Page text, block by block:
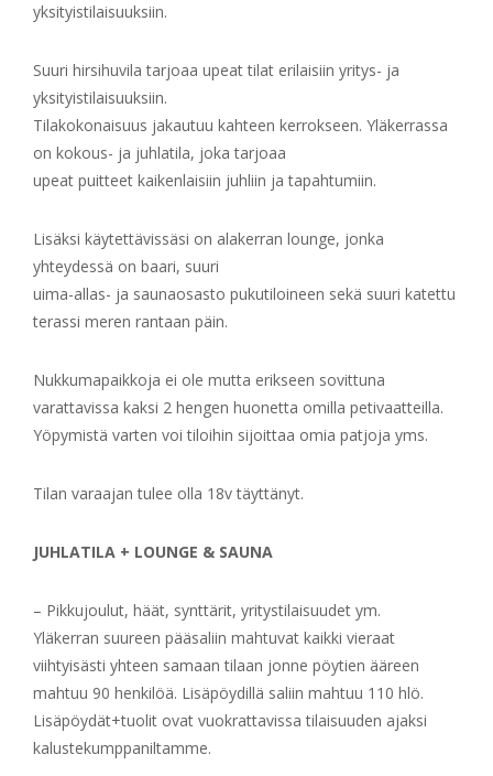
yksityistilaisuuksiin.
Suuri hirsihuvila tarjoaa upeat tilat erilaisiin yritys- ja
yksityistilaisuuksiin.
Tilakokonaisuus jakautuu kahteen kerrokseen. Yläkerrassa
on kokous- ja juhlatila, joka tarjoaa
upeat puitteet kaikenlaisiin juhliin ja tapahtumiin.
Lisäksi käytettävissäsi on alakerran lounge, jonka
yhteydessä on baari, suuri
uima-allas- ja saunaosasto pukutiloineen sekä suuri katettu
terassi meren rantaan päin.
Nukkumapaikkoja ei ole mutta erikseen sovittuna
varattavissa kaksi 2 hengen huonetta omilla petivaatteilla.
Yöpymistä varten voi tiloihin sijoittaa omia patjoja yms.
Tilan varaajan tulee olla 18v täyttänyt.
JUHLATILA + LOUNGE & SAUNA
– Pikkujoulut, häät, synttärit, yritystilaisuudet ym.
Yläkerran suureen pääsaliin mahtuvat kaikki vieraat
viihtyisästi yhteen samaan tilaan jonne pöytien ääreen
mahtuu 90 henkilöä. Lisäpöydillä saliin mahtuu 110 hlö.
Lisäpöydät+tuolit ovat vuokrattavissa tilaisuuden ajaksi
kalustekumppaniltamme.